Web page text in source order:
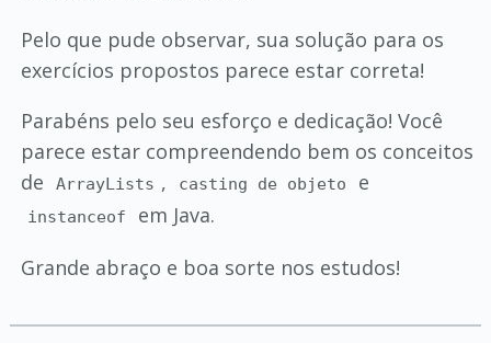
Pelo que pude observar, sua solução para os
exercícios propostos parece estar correta!
Parabéns pelo seu esforço e dedicação! Você
parece estar compreendendo bem os conceitos
de
ArrayLists , casting de objeto e
instanceof
em Java.
Grande abraço e boa sorte nos estudos!